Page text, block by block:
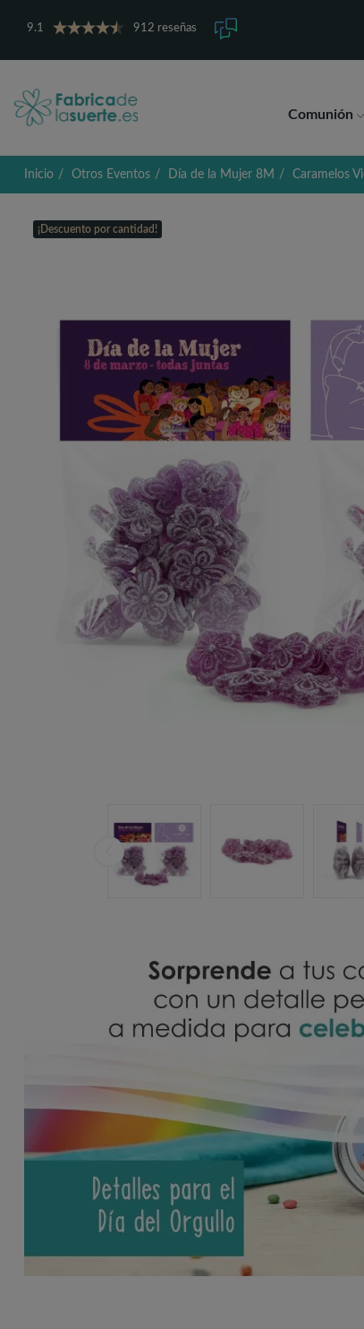
9.1 912 reseñas
Comunión
Inicio Otros Eventos Día de la Mujer 8M Caramelos
¡Descuento por cantidad!